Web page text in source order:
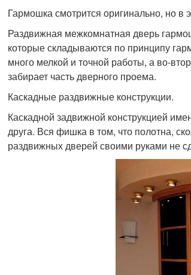
Гармошка смотрится оригинально, но в
Раздвижная межкомнатная дверь
которые складываются по принципу
много мелкой и точной работы, а во-
забирает часть дверного проема.
Каскадные раздвижные конструкции.
Каскадной задвижной конструкцией
друга. Вся фишка в том, что полотна,
раздвижных дверей своими руками не